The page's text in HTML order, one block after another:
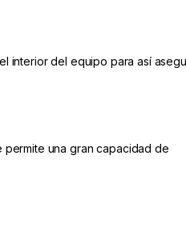
interior del equipo para así
una gran capacidad de